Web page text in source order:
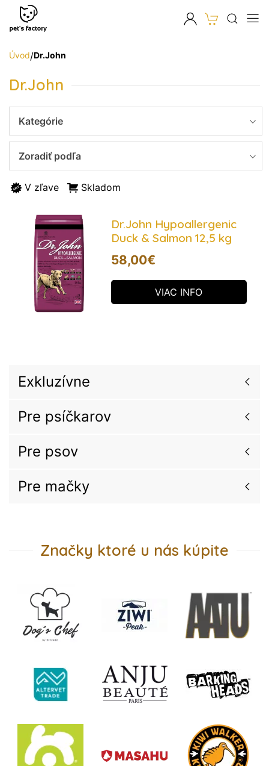
Úvod/Dr.John
Dr.John
Kategórie
Zoradiť podľa
V zľave Skladom
Dr.John Hypoallergenic
Duck & Salmon 12,5 kg
58,00€
VIAC INFO
Exkluzívne
Pre psíčkarov
Pre psov
Pre mačky
Značky ktoré u nás kúpite